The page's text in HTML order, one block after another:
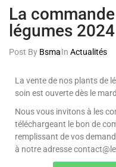
La
légumes
Post By BsmaIn Actualités
La vente de nos plants de
soin est ouverte dès le
Nous vous invitons à les
téléchargeant le bon de
remplissant de vos
à notre adresse contact@